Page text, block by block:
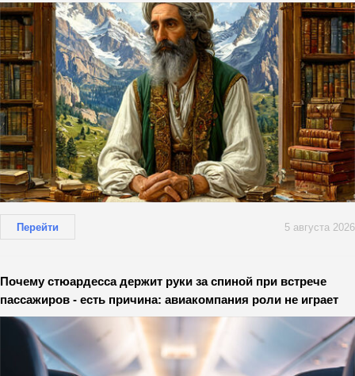
Перейти 5 августа 2026
Почему стюардесса держит руки за спиной при встрече
пассажиров - есть причина: авиакомпания роли не играет